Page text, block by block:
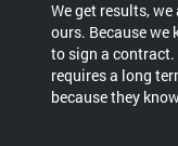
We get results,
ours. Because we
to sign a
requires a long
because they